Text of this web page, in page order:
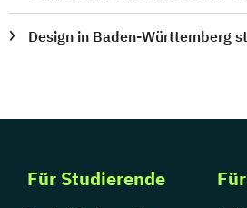
Design in Baden-Württemberg
Für Studierende